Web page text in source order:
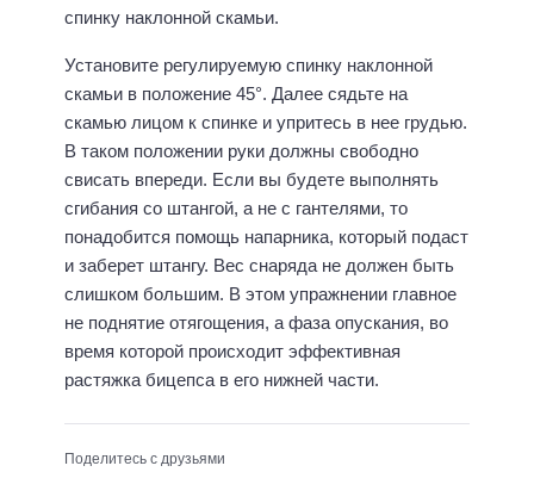
спинку наклонной скамьи.
Установите регулируемую спинку наклонной
скамьи в положение 45°. Далее сядьте на
скамью лицом к спинке и упритесь в нее грудью.
В таком положении руки должны свободно
свисать впереди. Если вы будете выполнять
сгибания со штангой, а не с гантелями, то
понадобится помощь напарника, который подаст
и заберет штангу. Вес снаряда не должен быть
слишком большим. В этом упражнении главное
не поднятие отягощения, а фаза опускания, во
время которой происходит эффективная
растяжка бицепса в его нижней части.
Поделитесь с друзьями